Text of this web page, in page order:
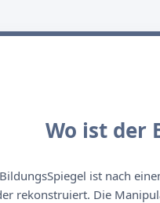
Wo ist der
ist nach
rekonstruiert. Die